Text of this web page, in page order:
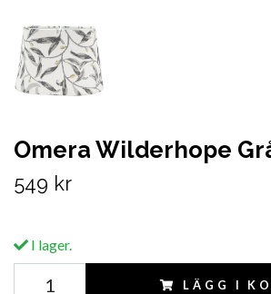
Omera Wilderhope
549 kr
I lager.
LÄGG I